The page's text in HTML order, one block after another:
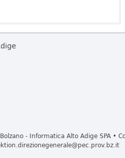
- Informatica Alto Adige SPA •